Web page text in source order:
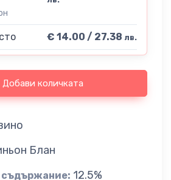
€ 14.00 / 27.38 лв.
Добави количката
Блан
съдържание: 12.5%